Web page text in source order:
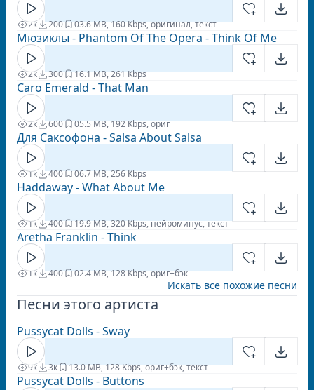
2к 200 03.6 MB, 160 Kbps, оригинал, текст
Мюзиклы - Phantom Of The Opera - Think Of Me
2к 300 16.1 MB, 261 Kbps
Caro Emerald - That Man
2к 600 05.5 MB, 192 Kbps, ориг
Для Саксофона - Salsa About Salsa
1к 400 06.7 MB, 256 Kbps
Haddaway - What About Me
1к 400 19.9 MB, 320 Kbps, нейроминус, текст
Aretha Franklin - Think
1к 400 02.4 MB, 128 Kbps, ориг+бэк
Искать все похожие песни
Песни этого артиста
Pussycat Dolls - Sway
9к 3к 13.0 MB, 128 Kbps, ориг+бэк, текст
Pussycat Dolls - Buttons